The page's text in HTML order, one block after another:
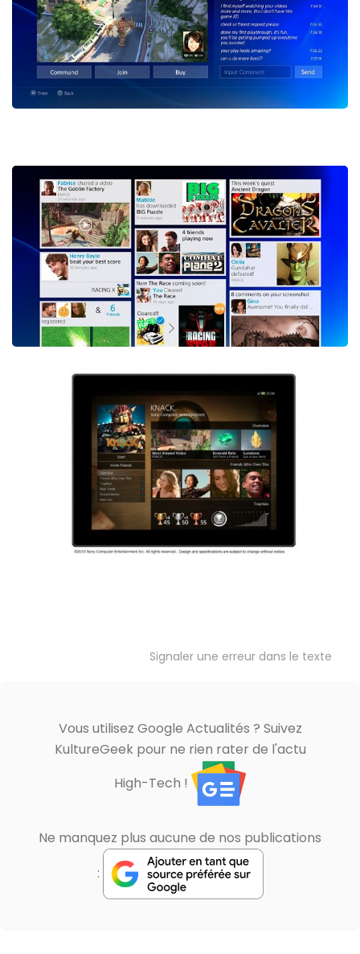
Signaler une erreur dans le texte
Vous utilisez Google Actualités ? Suivez
KultureGeek pour ne rien rater de l'actu
High-Tech !
Ne manquez plus aucune de nos publications
: